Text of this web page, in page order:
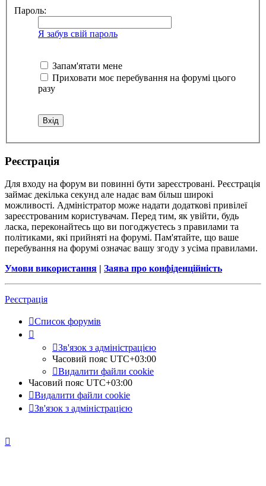
Пароль:
Я забув свій пароль
Запам'ятати мене
Приховати моє перебування на форумі цього
разу
Реєстрація
Для входу на форум ви повинні бути зареєстровані. Реєстрація
займає декілька секунд але надає вам більш широкі
можливості. Адміністратор може надати додаткові привілеї
зареєстрованим користувачам. Перед тим, як увійти, будь
ласка, переконайтесь що ви погоджуєтесь з правилами та
політиками, які прийняті на форумі. Пам'ятайте, що ваше
перебування на форумі означає вашу згоду з усіма правилами.
Умови використання | Заява про конфіденційність
Реєстрація
Список форумів
Зв'язок з адміністрацією
Часовий пояс UTC+03:00
Видалити файли cookie
Часовий пояс UTC+03:00
Видалити файли cookie
Зв'язок з адміністрацією